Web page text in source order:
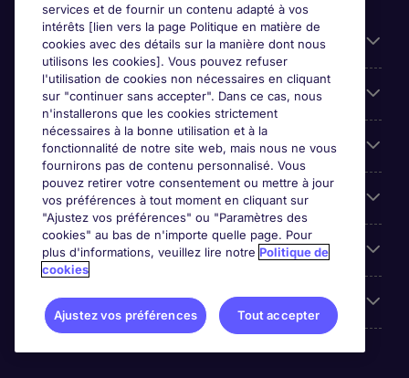
Liens utiles
Parcourir nos offres
Cookie settings
Espace Entreprises
Qui Sommes-Nous ?
Accreditations
services et de fournir un contenu adapté à vos
intérêts [lien vers la page Politique en matière de
cookies avec des détails sur la manière dont nous
utilisons les cookies]. Vous pouvez refuser
l'utilisation de cookies non nécessaires en cliquant
sur "continuer sans accepter". Dans ce cas, nous
n'installerons que les cookies strictement
nécessaires à la bonne utilisation et à la
fonctionnalité de notre site web, mais nous ne vous
fournirons pas de contenu personnalisé. Vous
pouvez retirer votre consentement ou mettre à jour
vos préférences à tout moment en cliquant sur
"Ajustez vos préférences" ou "Paramètres des
cookies" au bas de n'importe quelle page. Pour
plus d'informations, veuillez lire notre Politique de
cookies
Ajustez vos préférences Tout accepter